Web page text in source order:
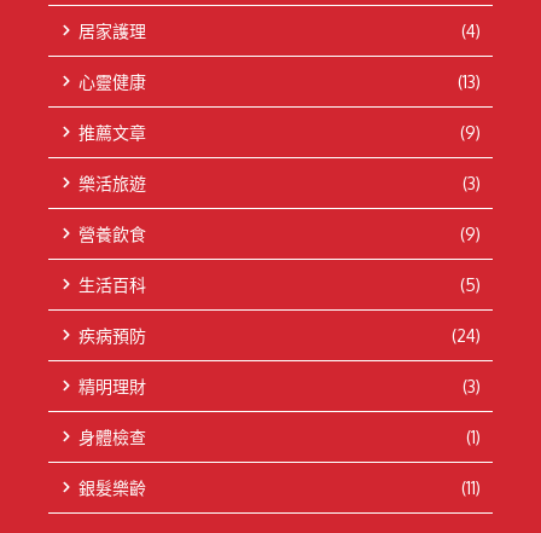
居家護理 (4)
心靈健康 (13)
推薦文章 (9)
樂活旅遊 (3)
營養飲食 (9)
生活百科 (5)
疾病預防 (24)
精明理財 (3)
身體檢查 (1)
銀髮樂齡 (11)